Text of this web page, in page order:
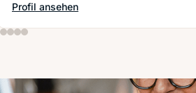
Profil ansehen
: Ulrich Dr.med. , Vedder Dr.med. u.